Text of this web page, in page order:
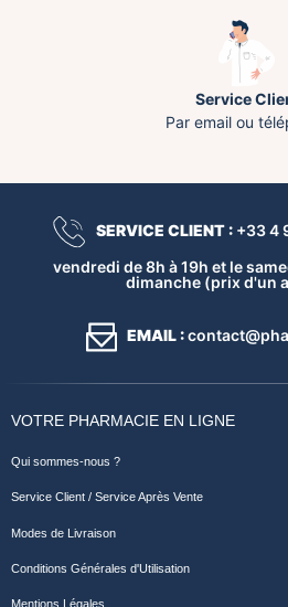
Service
Par email ou
SERVICE CLIENT :+33 4
vendredi de 8h à 19h et le
dimanche (prix d'un
EMAIL :
VOTRE PHARMACIE EN LIGNE
Qui sommes-nous ?
Service Client / Service Après Vente
Modes de Livraison
Conditions Générales d'Utilisation
Mentions Légales